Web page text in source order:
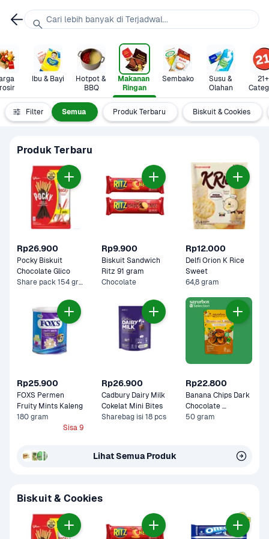
Ibu & Bayi
Hotpot &
BBQ
Makanan
Ringan
Sembako
Susu &
Olahan
21+
Filter Semua Produk Terbaru Biskuit & Cookies
Produk Terbaru
Rp26.900
Pocky Biskuit
Share pack 154 gram
Rp9.900
Biskuit Sandwich
Ritz 91 gram
Chocolate
Rp12.000
Delfi Orion K Rice
64,8 gram
Rp25.900
FOXS Permen
180 gram
Sisa 9
Rp26.900
Cadbury Dairy Milk
Cokelat Mini Bites
Sharebag isi 18 pcs
Rp22.800
Banana Chips Dark
Chocolate
Sayurbox Selection
50 gram
Lihat Semua Produk
Biskuit & Cookies
Cari lebih banyak di Terjadwal...